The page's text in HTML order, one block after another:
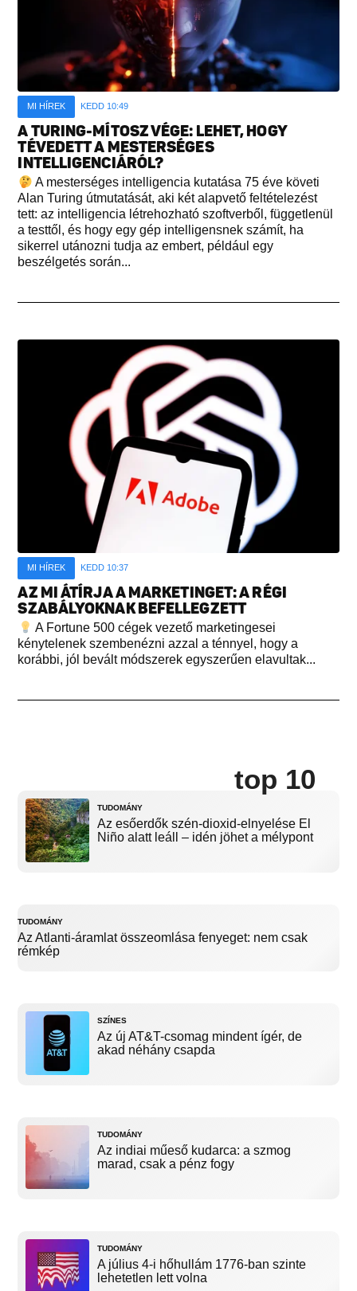
MI HÍREK KEDD 10:49
A TURING-MÍTOSZ VÉGE: LEHET, HOGY
TÉVEDETT A MESTERSÉGES
INTELLIGENCIÁRÓL?
A mesterséges intelligencia kutatása 75 éve követi
Alan Turing útmutatását, aki két alapvető feltételezést
tett: az intelligencia létrehozható szoftverből, függetlenül
a testtől, és hogy egy gép intelligensnek számít, ha
sikerrel utánozni tudja az embert, például egy
beszélgetés során...
MI HÍREK KEDD 10:37
AZ MI ÁTÍRJA A MARKETINGET: A RÉGI
SZABÁLYOKNAK BEFELLEGZETT
A Fortune 500 cégek vezető marketingesei
kénytelenek szembenézni azzal a ténnyel, hogy a
korábbi, jól bevált módszerek egyszerűen elavultak...
top 10
TUDOMÁNY
Az esőerdők szén-dioxid-elnyelése El
Niño alatt leáll – idén jöhet a mélypont
TUDOMÁNY
Az Atlanti-áramlat összeomlása fenyeget: nem csak
rémkép
SZÍNES
Az új AT&T-csomag mindent ígér, de
akad néhány csapda
TUDOMÁNY
Az indiai műeső kudarca: a szmog
marad, csak a pénz fogy
TUDOMÁNY
A július 4-i hőhullám 1776-ban szinte
lehetetlen lett volna